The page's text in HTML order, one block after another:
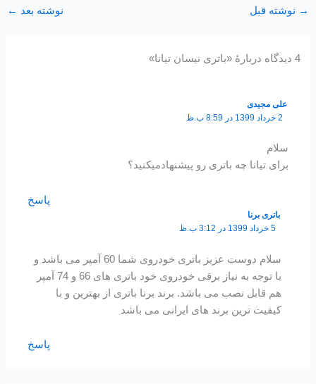
→ نوشته قبل نوشته بعد ←
4 دیدگاه دربارهٔ «باتری نیسان تیانا»
علی مجیدی
2 خرداد 1399 در 8:59 ب.ظ
سلام
برای تیانا چه باتری رو پیشنهادمیکنید؟
پاسخ
باتری برنا
5 خرداد 1399 در 3:12 ب.ظ
سلام دوست عزیز باتری خودروی شما 60 آمپر می باشد و
با توجه به نیاز برقی خودروی خود باتری های 66 و 74 آمپر
هم قابل نصب می باشد. برند برنا باتری از بهترین و با
کیفیت ترین برند های ایرانی می باشد
پاسخ